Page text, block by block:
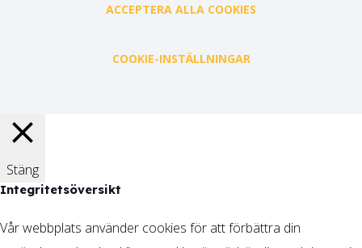
ACCEPTERA ALLA COOKIES
COOKIE-INSTÄLLNINGAR
Stäng
Integritetsöversikt
Vår webbplats använder cookies för att förbättra din